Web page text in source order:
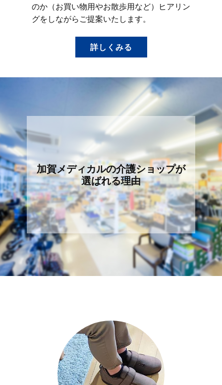
のか（お買い物用やお散歩用など）ヒアリン
グをしながらご提案いたします。
詳しくみる
加賀メディカルの介護ショップが
選ばれる理由